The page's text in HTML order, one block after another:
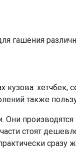
гашения
хетчбек,
также
Они
стоят
сразу